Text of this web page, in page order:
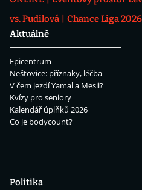
vs. Pudilová
Chance Liga
Aktuálně
Epicentrum
Neštovice: příznaky, léčba
V čem jezdí Yamal a Mesii?
Kvízy pro seniory
Kalendář úplňků 2026
Co je bodycount?
Politika